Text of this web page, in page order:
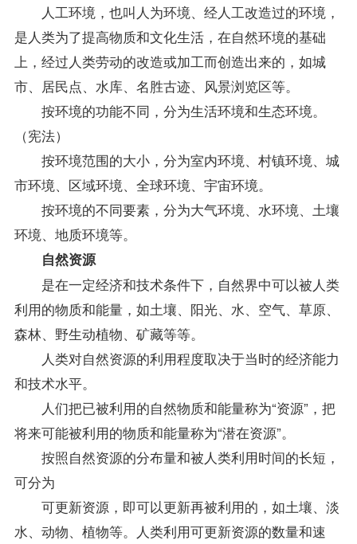
人工环境，也叫人为环境、经人工改造过的环境，
是人类为了提高物质和文化生活，在自然环境的基础
上，经过人类劳动的改造或加工而创造出来的，如城
市、居民点、水库、名胜古迹、风景浏览区等。
按环境的功能不同，分为生活环境和生态环境。
（宪法）
按环境范围的大小，分为室内环境、村镇环境、城
市环境、区域环境、全球环境、宇宙环境。
按环境的不同要素，分为大气环境、水环境、土壤
环境、地质环境等。
自然资源
是在一定经济和技术条件下，自然界中可以被人类
利用的物质和能量，如土壤、阳光、水、空气、草原、
森林、野生动植物、矿藏等等。
人类对自然资源的利用程度取决于当时的经济能力
和技术水平。
人们把已被利用的自然物质和能量称为“资源”，把
将来可能被利用的物质和能量称为“潜在资源”。
按照自然资源的分布量和被人类利用时间的长短，
可分为
可更新资源，即可以更新再被利用的，如土壤、淡
水、动物、植物等。人类利用可更新资源的数量和速